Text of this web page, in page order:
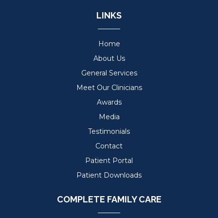
LINKS
Home
About Us
General Services
Meet Our Clinicians
Awards
Media
Testimonials
Contact
Patient Portal
Patient Downloads
COMPLETE FAMILY CARE